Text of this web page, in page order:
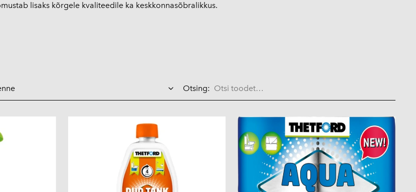
lisaks kõrgele kvaliteedile ka keskkonnasõbralikkus.
Otsing: